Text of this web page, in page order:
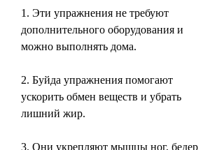
1. Эти упражнения не требуют
дополнительного оборудования и
можно выполнять дома.
2. Буйда упражнения помогают
ускорить обмен веществ и убрать
лишний жир.
3. Они укрепляют мышцы ног, бедер